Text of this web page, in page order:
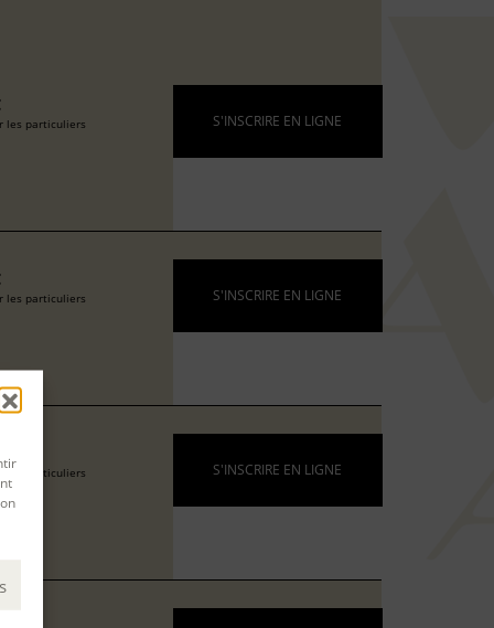
les particuliers S'INSCRIRE EN LIGNE
les particuliers S'INSCRIRE EN LIGNE
les particuliers S'INSCRIRE EN LIGNE